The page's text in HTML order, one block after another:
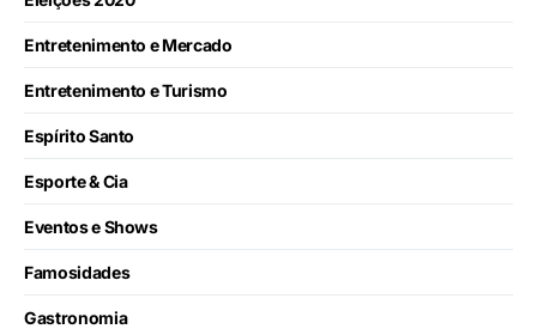
Entretenimento e Mercado
Entretenimento e Turismo
Espírito Santo
Esporte & Cia
Eventos e Shows
Famosidades
Gastronomia